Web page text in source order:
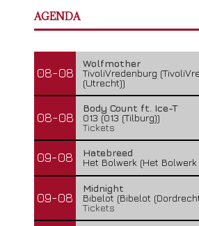
AGENDA
08-08
Wolfmother
TivoliVredenburg
(Utrecht))
08-08
Body Count ft. Ice-T
013 (013 (Tilburg))
Tickets
09-08
Hatebreed
Het Bolwerk (Het Bolwerk
09-08
Midnight
Bibelot (Bibelot
Tickets